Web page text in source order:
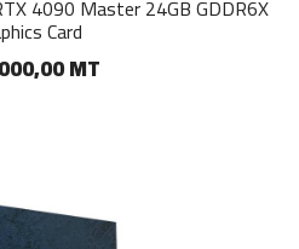
4090 Master 24GB GDDR6X
Card
MT